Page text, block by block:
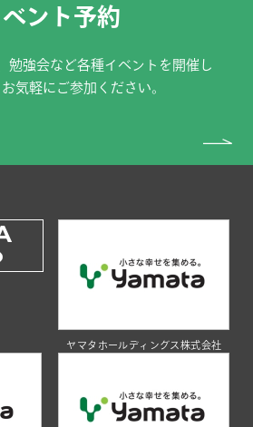
ント予約
勉強会など各種イベントを開催し
気軽にご参加ください。
ヤマタホールディングス株式会社